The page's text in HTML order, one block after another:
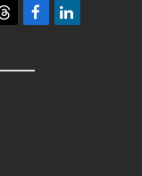
ThreadsFacebookLinkedIn